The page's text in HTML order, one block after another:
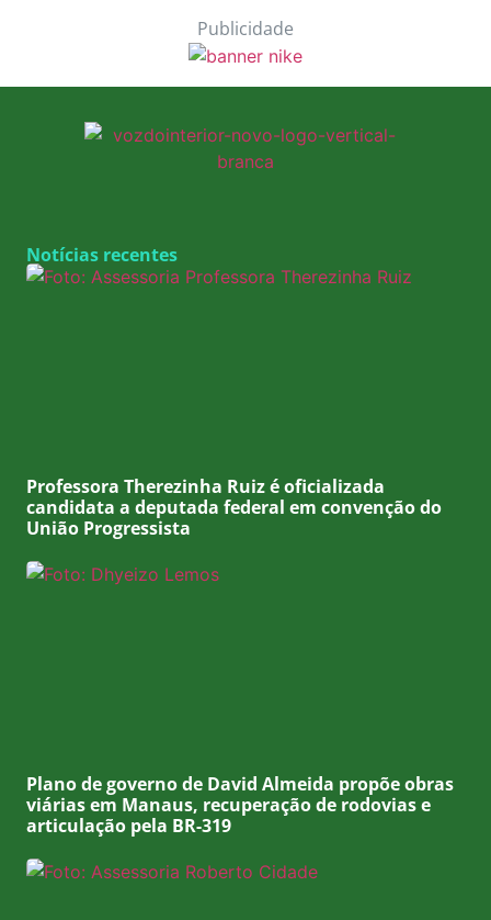
Publicidade
Notícias recentes
Professora Therezinha Ruiz é oficializada
candidata a deputada federal em convenção do
União Progressista
Plano de governo de David Almeida propõe obras
viárias em Manaus, recuperação de rodovias e
articulação pela BR-319